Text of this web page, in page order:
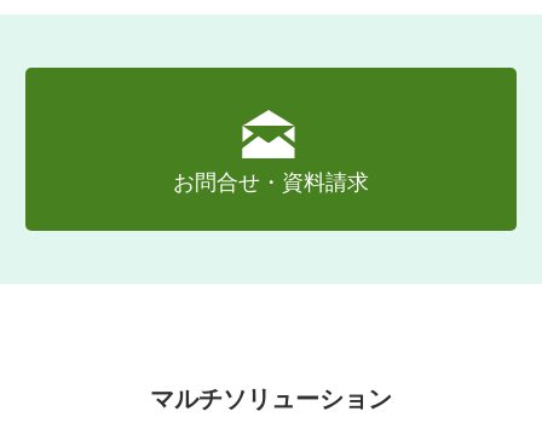
お問合せ・資料請求
マルチソリューション